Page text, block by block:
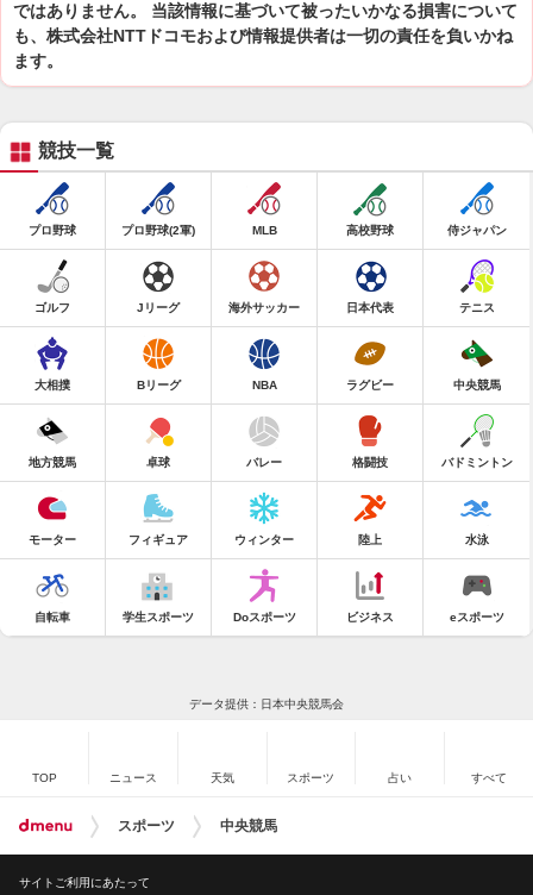
ではありません。 当該情報に基づいて被ったいかなる損害について
も、株式会社NTTドコモおよび情報提供者は一切の責任を負いかね
ます。
競技一覧
プロ野球 プロ野球(2軍) MLB 高校野球 侍ジャパン
ゴルフ Jリーグ 海外サッカー 日本代表 テニス
大相撲 Bリーグ NBA ラグビー 中央競馬
地方競馬 卓球 バレー 格闘技 バドミントン
モーター フィギュア ウィンター 陸上 水泳
自転車 学生スポーツ Doスポーツ ビジネス eスポーツ
データ提供：日本中央競馬会
TOP ニュース 天気 スポーツ 占い すべて
スポーツ 中央競馬
サイトご利用にあたって